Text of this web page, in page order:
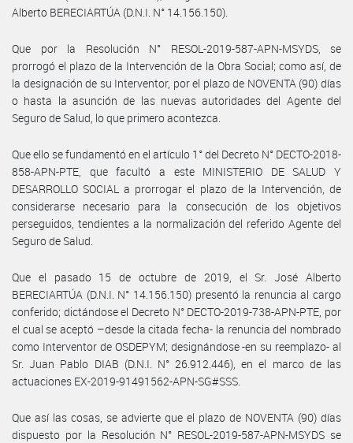
Alberto BERECIARTÚA (D.N.I. N° 14.156.150).
Que por la Resolución N° RESOL-2019-587-APN-MSYDS, se
prorrogó el plazo de la Intervención de la Obra Social; como así, de
la designación de su Interventor, por el plazo de NOVENTA (90) días
o hasta la asunción de las nuevas autoridades del Agente del
Seguro de Salud, lo que primero acontezca.
Que ello se fundamentó en el artículo 1° del Decreto N° DECTO-2018-
858-APN-PTE, que facultó a este MINISTERIO DE SALUD Y
DESARROLLO SOCIAL a prorrogar el plazo de la Intervención, de
considerarse necesario para la consecución de los objetivos
perseguidos, tendientes a la normalización del referido Agente del
Seguro de Salud.
Que el pasado 15 de octubre de 2019, el Sr. José Alberto
BERECIARTÚA (D.N.I. N° 14.156.150) presentó la renuncia al cargo
conferido; dictándose el Decreto N° DECTO-2019-738-APN-PTE, por
el cual se aceptó –desde la citada fecha- la renuncia del nombrado
como Interventor de OSDEPYM; designándose -en su reemplazo- al
Sr. Juan Pablo DIAB (D.N.I. N° 26.912.446), en el marco de las
actuaciones EX-2019-91491562-APN-SG#SSS.
Que así las cosas, se advierte que el plazo de NOVENTA (90) días
dispuesto por la Resolución N° RESOL-2019-587-APN-MSYDS se